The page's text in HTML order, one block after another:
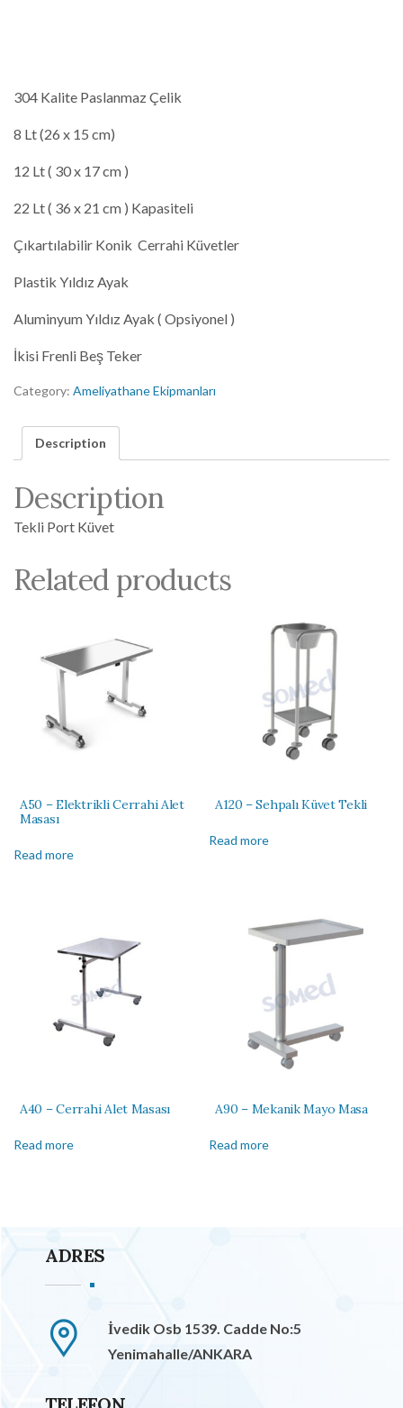
304 Kalite Paslanmaz Çelik
8 Lt (26 x 15 cm)
12 Lt ( 30 x 17 cm )
22 Lt ( 36 x 21 cm ) Kapasiteli
Çıkartılabilir Konik Cerrahi Küvetler
Plastik Yıldız Ayak
Aluminyum Yıldız Ayak ( Opsiyonel )
İkisi Frenli Beş Teker
Category: Ameliyathane Ekipmanları
Description
Description
Tekli Port Küvet
Related products
A50 – Elektrikli Cerrahi Alet
Masası
Read more
A120 – Sehpalı Küvet Tekli
Read more
A40 – Cerrahi Alet Masası
Read more
A90 – Mekanik Mayo Masa
Read more
ADRES
İvedik Osb 1539. Cadde No:5
Yenimahalle/ANKARA